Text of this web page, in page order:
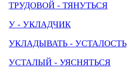
ТРУДОВОЙ - ТЯНУТЬСЯ
У - УКЛАДЧИК
УКЛАДЫВАТЬ - УСТАЛОСТЬ
УСТАЛЫЙ - УЯСНЯТЬСЯ